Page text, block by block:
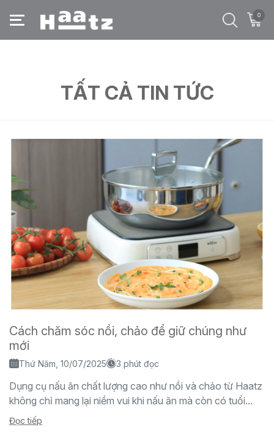
0
TẤT CẢ TIN TỨC
Cách chăm sóc nồi, chảo để giữ chúng như
mới
Thứ Năm, 10/07/2025 3 phút đọc
Dụng cụ nấu ăn chất lượng cao như nồi và chảo từ Haatz
không chỉ mang lại niềm vui khi nấu ăn mà còn có tuổi...
Đọc tiếp